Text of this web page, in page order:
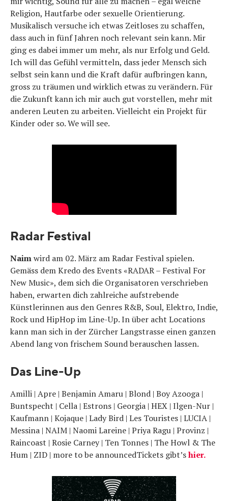
Religion, Hautfarbe oder sexuelle Orientierung.
Musikalisch versuche ich etwas Zeitloses zu schaffen,
dass auch in fünf Jahren noch relevant sein kann. Mir
ging es dabei immer um mehr, als nur Erfolg und Geld.
Ich will das Gefühl vermitteln, dass jeder Mensch sich
selbst sein kann und die Kraft dafür aufbringen kann,
gross zu träumen und wirklich etwas zu verändern. Für
die Zukunft kann ich mir auch gut vorstellen, mehr mit
anderen Leuten zu arbeiten. Vielleicht ein Projekt für
Kinder oder so. We will see.
Radar Festival
Naimwird am 02. März am Radar Festival spielen.
Gemäss dem Kredo des Events «RADAR – Festival For
New Music», dem sich die Organisatoren verschrieben
haben, erwarten dich zahlreiche aufstrebende
Künstlerinnen aus den Genres R&B, Soul, Elektro, Indie,
Rock und HipHop im Line-Up. In über acht Locations
kann man sich in der Zürcher Langstrasse einen ganzen
Abend lang von frischem Sound berauschen lassen.
Das Line-Up
Amilli | Apre | Benjamin Amaru | Blond | Boy Azooga |
Buntspecht | Cella | Estrons | Georgia | HEX | Ilgen-Nur |
Kaufmann | Kojaque | Lady Bird | Les Touristes | LUCIA |
Messina | NAIM | Naomi Lareine | Priya Ragu | Provinz |
Raincoast | Rosie Carney | Ten Tonnes | The Howl & The
Hum | ZID | more to be announcedTickets gibt’shier.